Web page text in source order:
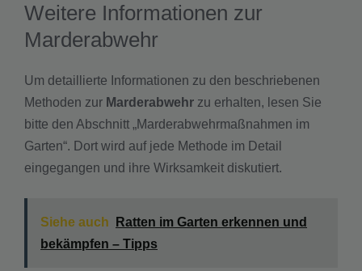
Weitere Informationen zur
Marderabwehr
Um detaillierte Informationen zu den beschriebenen
Methoden zur Marderabwehr zu erhalten, lesen Sie
bitte den Abschnitt „Marderabwehrmaßnahmen im
Garten“. Dort wird auf jede Methode im Detail
eingegangen und ihre Wirksamkeit diskutiert.
Siehe auch
Ratten im Garten erkennen und
bekämpfen – Tipps